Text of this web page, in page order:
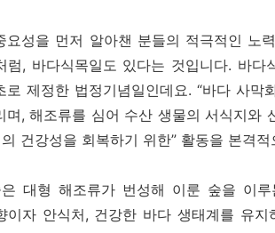
요성을 먼저 알아챈 분들의 적극적인 노
럼, 바다식목일도 있다는 것입니다. 바
로 제정한 법정기념일인데요. “바다 사
며, 해조류를 심어 수산 생물의 서식지와
건강성을 회복하기 위한” 활동을 본격
은 대형 해조류가 번성해 이룬 숲을 이
이자 안식처, 건강한 바다 생태계를 유